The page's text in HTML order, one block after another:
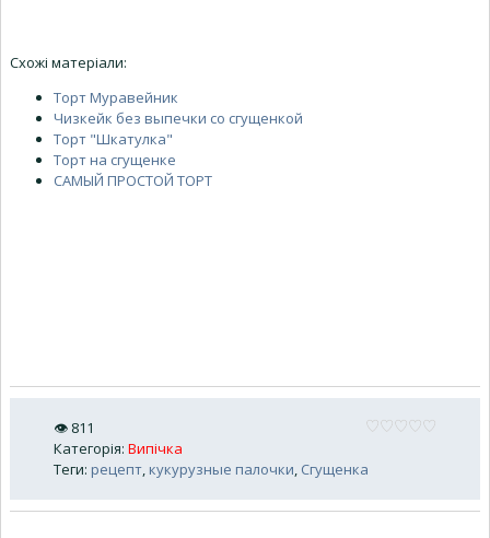
Схожі матеріали:
Торт Муравейник
Чизкейк без выпечки со сгущенкой
Торт "Шкатулка"
Торт на сгущенке
САМЫЙ ПРОСТОЙ ТОРТ
👁 811
Категорія: Випічка
Теги: рецепт, кукурузные палочки, Сгущенка